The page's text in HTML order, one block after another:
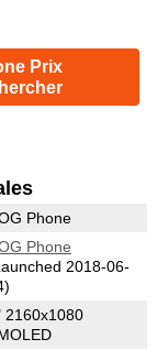
Prix
Phone
Phone
2018-06-
2160x1080